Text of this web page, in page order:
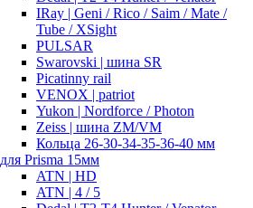
IRay | Geni / Rico / Saim / Mate /
Tube / XSight
PULSAR
Swarovski | шина SR
Picatinny rail
VENOX | patriot
Yukon | Nordforce / Photon
Zeiss | шина ZM/VM
Кольца 26-30-34-35-36-40 мм
для Prisma 15мм
ATN | HD
ATN | 4 / 5